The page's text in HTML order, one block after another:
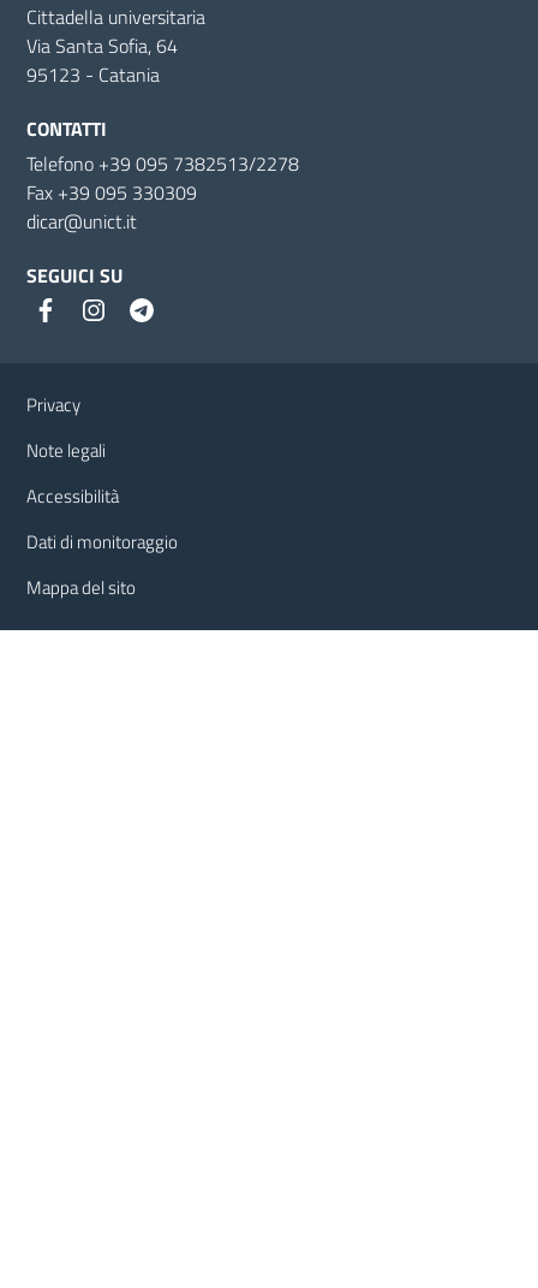
Cittadella universitaria
Via Santa Sofia, 64
95123 - Catania
CONTATTI
Telefono +39 095 7382513/2278
Fax +39 095 330309
dicar@unict.it
SEGUICI SU
Privacy
Note legali
Accessibilità
Dati di monitoraggio
Mappa del sito